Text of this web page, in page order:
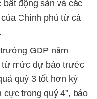
động sản và các
Chính phủ từ cả
GDP năm
từ mức dự báo trước
quý 3 tốt hơn kỳ
trong quý 4”, báo